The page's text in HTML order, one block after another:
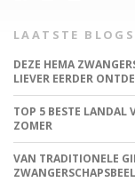
LAATSTE BLOGS
DEZE HEMA
LIEVER EERDER
TOP 5 BESTE LANDAL
ZOMER
VAN TRADITIONELE